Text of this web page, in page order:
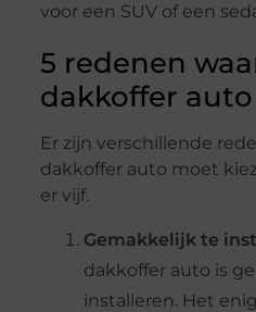
voor een SUV of een
5 redenen
dakkoffer
Er zijn verschillende
dakkoffer auto moet
er vijf.
Gemakkelijk te
dakkoffer auto is
installeren. Het